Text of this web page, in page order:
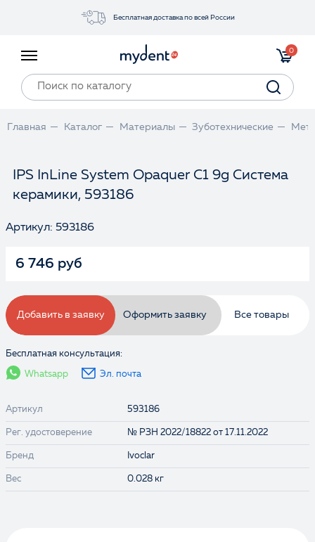
Бесплатная доставка по всей России
Прайс-лист
0
Главная Каталог Материалы Зуботехнические
IPS InLine System Opaquer C1 9g Система
керамики, 593186
Артикул: 593186
6 746 руб
Добавить в заявку Оформить заявку Все товары
Выбранные товары:
Бесплатная консультация:
Whatsapp Эл. почта
Артикул 593186
Рег. удостоверение № РЗН 2022/18822 от 17.11.2022
Бренд Ivoclar
Вес 0.028 кг